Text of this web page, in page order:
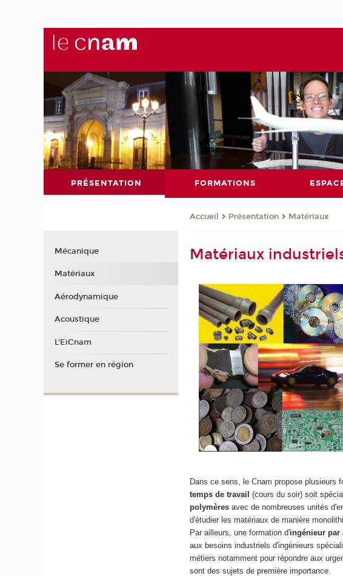
PRÉSENTATION FORMATIONS
Accueil Présentation Matériaux
Matériaux
Dans ce sens, le Cnam propose plusieurs
temps de travail (cours du soir) soit
polymères avec de nombreuses unités
d'étudier les matériaux de manière
Par ailleurs, une formation d'ingénieur par
aux besoins industriels d'ingénieurs
métiers notamment pour répondre aux
sont des sujets de première importance.
Mécanique
Matériaux
Aérodynamique
Acoustique
L'EiCnam
Se former en région